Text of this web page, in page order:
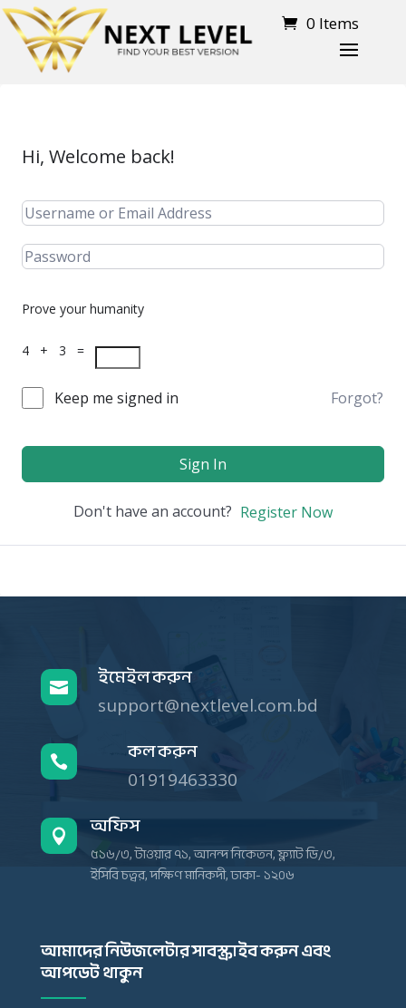
0 Items
Hi, Welcome back!
Prove your humanity
4 + 3 =
Keep me signed in Forgot?
Sign In
Don't have an account? Register Now
 ইমেইল করুন
support@nextlevel.com.bd
 কল করুন
01919463330
 অফিস
৫১৬/৩, টাওয়ার ৭১, আনন্দ নিকেতন, ফ্ল্যাট ডি/৩,
ইসিবি চত্বর, দক্ষিণ মানিকদী, ঢাকা- ১২০৬
আমাদের নিউজলেটার সাবস্ক্রাইব করুন এবং
আপডেট থাকুন